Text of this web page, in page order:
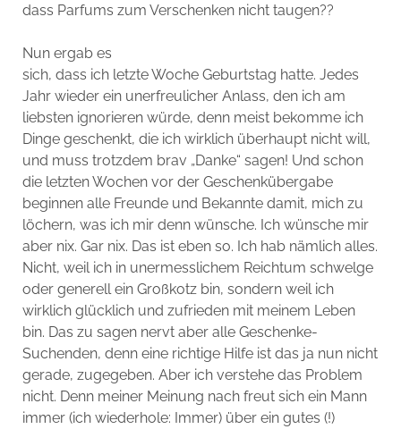
dass Parfums zum Verschenken nicht taugen??
Nun ergab es
sich, dass ich letzte Woche Geburtstag hatte. Jedes
Jahr wieder ein unerfreulicher Anlass, den ich am
liebsten ignorieren würde, denn meist bekomme ich
Dinge geschenkt, die ich wirklich überhaupt nicht will,
und muss trotzdem brav „Danke“ sagen! Und schon
die letzten Wochen vor der Geschenkübergabe
beginnen alle Freunde und Bekannte damit, mich zu
löchern, was ich mir denn wünsche. Ich wünsche mir
aber nix. Gar nix. Das ist eben so. Ich hab nämlich alles.
Nicht, weil ich in unermesslichem Reichtum schwelge
oder generell ein Großkotz bin, sondern weil ich
wirklich glücklich und zufrieden mit meinem Leben
bin. Das zu sagen nervt aber alle Geschenke-
Suchenden, denn eine richtige Hilfe ist das ja nun nicht
gerade, zugegeben. Aber ich verstehe das Problem
nicht. Denn meiner Meinung nach freut sich ein Mann
immer (ich wiederhole: Immer) über ein gutes (!)